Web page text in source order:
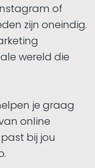
of
zijn oneindig.
wereld die
je graag
online
bij jou